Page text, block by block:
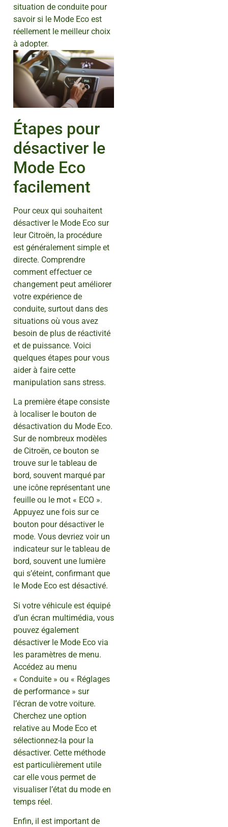
situation de conduite pour
savoir si le Mode Eco est
réellement le meilleur choix
à adopter.
Étapes pour
désactiver le
Mode Eco
facilement
Pour ceux qui souhaitent
désactiver le Mode Eco sur
leur Citroën, la procédure
est généralement simple et
directe. Comprendre
comment effectuer ce
changement peut améliorer
votre expérience de
conduite, surtout dans des
situations où vous avez
besoin de plus de réactivité
et de puissance. Voici
quelques étapes pour vous
aider à faire cette
manipulation sans stress.
La première étape consiste
à localiser le bouton de
désactivation du Mode Eco.
Sur de nombreux modèles
de Citroën, ce bouton se
trouve sur le tableau de
bord, souvent marqué par
une icône représentant une
feuille ou le mot « ECO ».
Appuyez une fois sur ce
bouton pour désactiver le
mode. Vous devriez voir un
indicateur sur le tableau de
bord, souvent une lumière
qui s’éteint, confirmant que
le Mode Eco est désactivé.
Si votre véhicule est équipé
d’un écran multimédia, vous
pouvez également
désactiver le Mode Eco via
les paramètres de menu.
Accédez au menu
« Conduite » ou « Réglages
de performance » sur
l’écran de votre voiture.
Cherchez une option
relative au Mode Eco et
sélectionnez-la pour la
désactiver. Cette méthode
est particulièrement utile
car elle vous permet de
visualiser l’état du mode en
temps réel.
Enfin, il est important de